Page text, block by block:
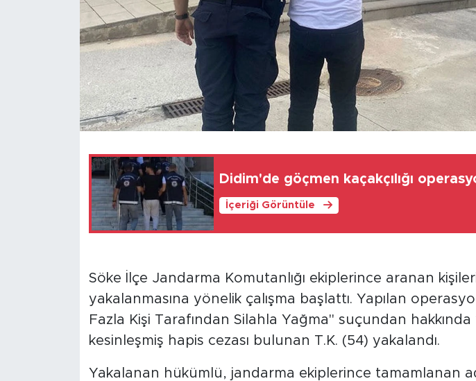
Didim'de göçmen kaçakçılığı
İçeriği Görüntüle
Söke İlçe Jandarma Komutanlığı ekiplerince aranan
yakalanmasına yönelik çalışma başlattı. Yapılan
Fazla Kişi Tarafından Silahla Yağma" suçundan hakkında
kesinleşmiş hapis cezası bulunan T.K. (54) yakalandı.
Yakalanan hükümlü, jandarma ekiplerince tamamlanan